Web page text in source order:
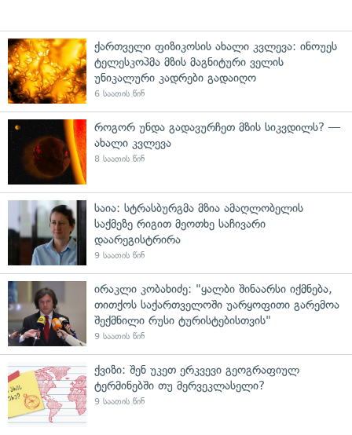
ქართველი ფიზიკოსის ახალი კვლევა: ინოუეს
ტელესკოპმა მზის მაგნიტური ველის
უნიკალური კადრები გადაიღო
6 საათის წინ
როგორ უნდა გადავურჩეთ მზის სიკვდილს? —
ახალი კვლევა
8 საათის წინ
საია: სტრასბურგმა მზია ამაღლობელის
საქმეზე რიგით მეოთხე საჩივარი
დაარეგისტრირა
9 საათის წინ
ირაკლი კობახიძე: "ყალბი შინაარსი იქმნება,
თითქოს საქართველოში უარყოფითი გარემოა
შექმნილი რუსი ტურისტებისთვის"
9 საათის წინ
ქვიზი: შენ უკეთ ერკვევი გეოგრაფიულ
ტერმინებში თუ მერვეკლასელი?
9 საათის წინ